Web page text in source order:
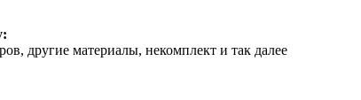
другие материалы, некомплект и так далее